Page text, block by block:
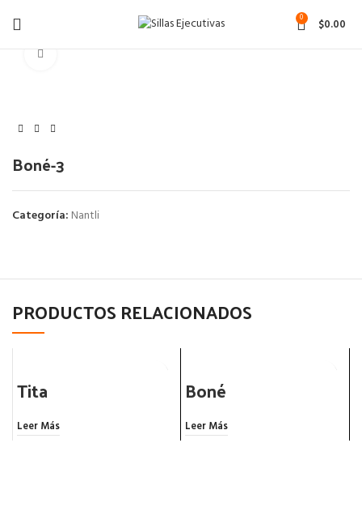
0 $0.00
Boné-3
Categoría: Nantli
PRODUCTOS RELACIONADOS
Tita
Leer Más
Boné
Leer Más